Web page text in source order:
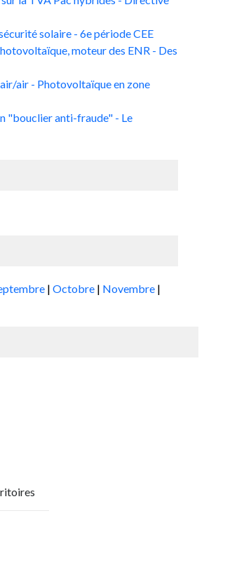
solaire - 6e période CEE
moteur des ENR - Des
air - Photovoltaïque en zone
"bouclier anti-fraude" - Le
| Octobre | Novembre |